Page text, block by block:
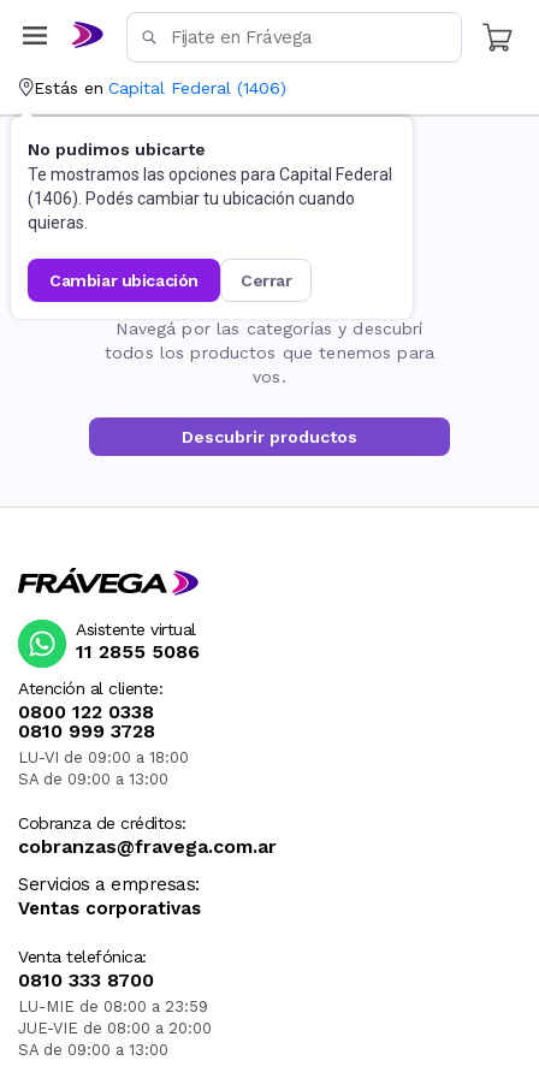
Estás en Capital Federal (1406)
No pudimos ubicarte
Te mostramos las opciones para Capital Federal
(1406). Podés cambiar tu ubicación cuando
quieras.
cambiar ubicación cerrar
La página no existe
Navegá por las categorías y descubrí
todos los productos que tenemos para
vos.
Descubrir productos
Atención al cliente:
0800 122 0338
0810 999 3728
LU-VI de 09:00 a 18:00
SA de 09:00 a 13:00
Cobranza de créditos:
cobranzas@fravega.com.ar
Servicios a empresas:
Ventas corporativas
Venta telefónica:
0810 333 8700
LU-MIE de 08:00 a 23:59
JUE-VIE de 08:00 a 20:00
SA de 09:00 a 13:00
Asistente virtual
11 2855 5086